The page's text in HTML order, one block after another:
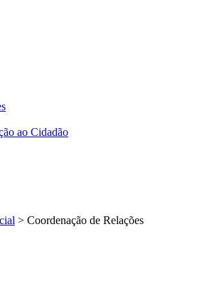
ao Cidadão
> Coordenação de Relações